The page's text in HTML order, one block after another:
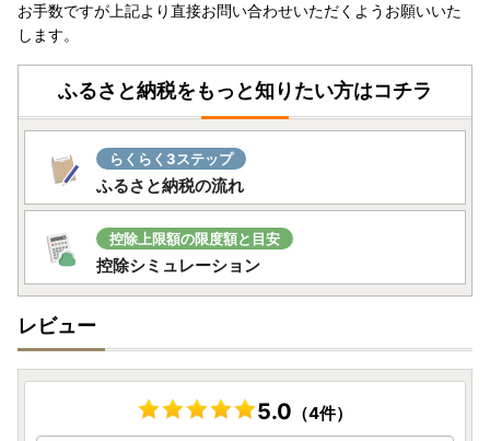
お手数ですが上記より直接お問い合わせいただくようお願いいた
します。
ふるさと納税をもっと知りたい方はコチラ
らくらく3ステップ
ふるさと納税の流れ
控除上限額の限度額と目安
控除シミュレーション
レビュー
5.0 （4件）